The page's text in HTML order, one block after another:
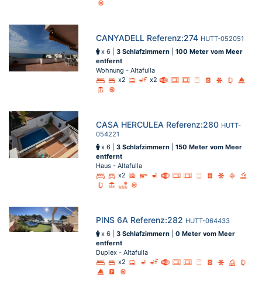
CANYADELL Referenz:274 HUTT-052051
x 6 |3 Schlafzimmern |100 Meter vom Meer
entfernt
Wohnung - Altafulla
x2
x2
CASA HERCULEA Referenz:280 HUTT-
054221
x 6 |3 Schlafzimmern |150 Meter vom Meer
entfernt
Haus - Altafulla
x2
PINS 6A Referenz:282 HUTT-064433
x 6 |3 Schlafzimmern |0 Meter vom Meer
entfernt
Duplex - Altafulla
x2